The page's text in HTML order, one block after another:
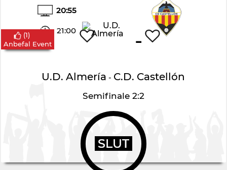
20:55
21:00 -
U.D. Almería - C.D. Castellón
Semifinale 2:2
SLUT
(1)
Anbefal Event